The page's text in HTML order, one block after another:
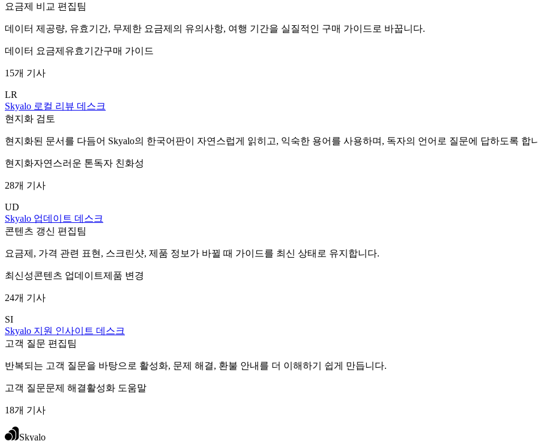
요금제 비교 편집팀
데이터 제공량, 유효기간, 무제한 요금제의 유의사항, 여행 기간을 실질적인 구매 가이드로 바꿉니다.
데이터 요금제 유효기간구매 가이드
15개 기사
LR
Skyalo 로컬 리뷰 데스크
현지화 검토
현지화된 문서를 다듬어 Skyalo의 한국어판이 자연스럽게 읽히고, 익숙한 용어를 사용하며, 독자의 언어로 질문에 답하도록 합
현지화자연스러운 톤독자 친화성
28개 기사
UD
Skyalo 업데이트 데스크
콘텐츠 갱신 편집팀
요금제, 가격 관련 표현, 스크린샷, 제품 정보가 바뀔 때 가이드를 최신 상태로 유지합니다.
최신성콘텐츠 업데이트제품 변경
24개 기사
SI
Skyalo 지원 인사이트 데스크
고객 질문 편집팀
반복되는 고객 질문을 바탕으로 활성화, 문제 해결, 환불 안내를 더 이해하기 쉽게 만듭니다.
고객 질문문제 해결활성화 도움말
18개 기사
Skyalo